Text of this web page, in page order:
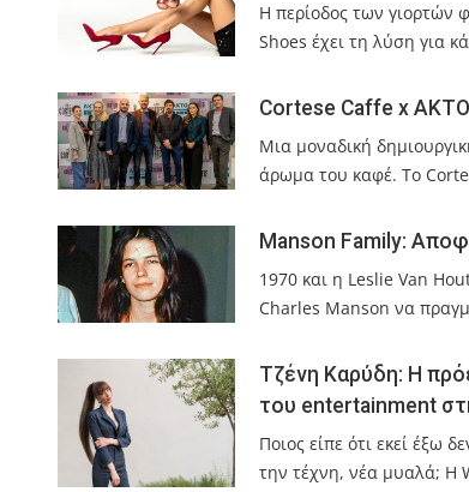
Η περίοδος των γιορτών
Shoes έχει τη λύση για
Cortese Caffe x
Μια μοναδική
άρωμα του καφέ. Το
Manson Family:
1970 και η Leslie Van
Charles Manson να
Τζένη Καρύδη: Η
του entertainment
Ποιος είπε ότι εκεί έξω
την τέχνη, νέα μυαλά; Η